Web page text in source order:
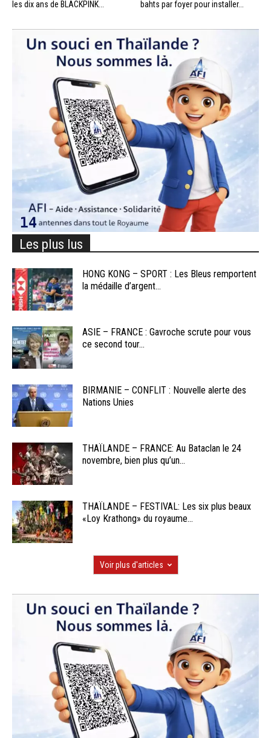
les dix ans de BLACKPINK...
bahts par foyer pour installer...
Les plus lus
HONG KONG – SPORT : Les Bleus remportent
la médaille d’argent...
ASIE – FRANCE : Gavroche scrute pour vous
ce second tour...
BIRMANIE – CONFLIT : Nouvelle alerte des
Nations Unies
THAÏLANDE – FRANCE: Au Bataclan le 24
novembre, bien plus qu’un...
THAÏLANDE – FESTIVAL: Les six plus beaux
«Loy Krathong» du royaume...
Voir plus d'articles